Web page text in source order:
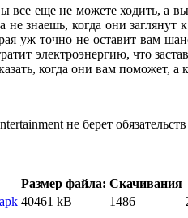
еще не можете ходить, а
знаешь, когда они заглянут
уж точно не оставит вам
электроэнергию, что
когда они вам поможет, а
не берет
Размер файла: Скачивания
40461 kB 1486